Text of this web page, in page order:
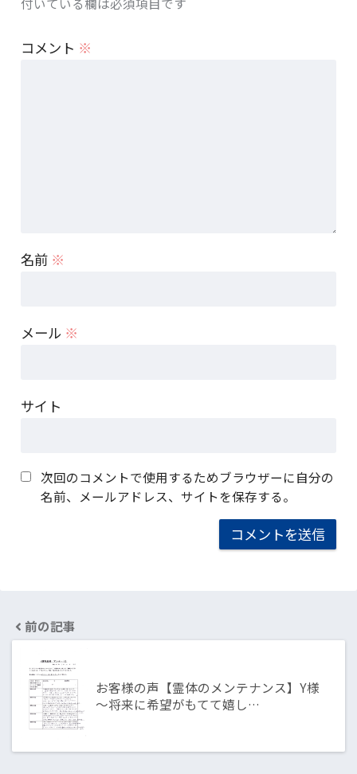
付いている欄は必須項目です
コメント ※
名前 ※
メール ※
サイト
次回のコメントで使用するためブラウザーに自分の
名前、メールアドレス、サイトを保存する。
前の記事
お客様の声【霊体のメンテナンス】Y様
～将来に希望がもてて嬉し…